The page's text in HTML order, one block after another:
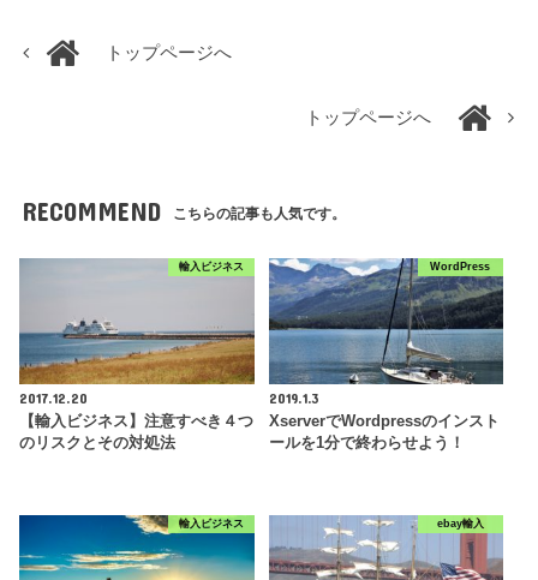
トップページへ
トップページへ
RECOMMEND こちらの記事も人気です。
輸入ビジネス
2017.12.20
【輸入ビジネス】注意すべき４つ
のリスクとその対処法
WordPress
2019.1.3
XserverでWordpressのインスト
ールを1分で終わらせよう！
輸入ビジネス ebay輸入